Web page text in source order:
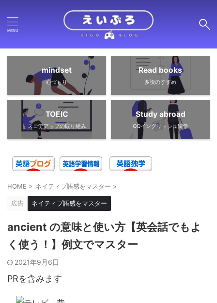
mindset
心づもり
Read books
多読のすすめ
TOEIC
スコアアップの取り組み
Study abroad
QQイングリッシュ留学
HOME > ネイティブ語感をマスター >
広告 ネイティブ語感をマスター
ancient の意味と使い方【英会話でもよ
く使う！】例文でマスター
2021年9月6日
PRを含みます